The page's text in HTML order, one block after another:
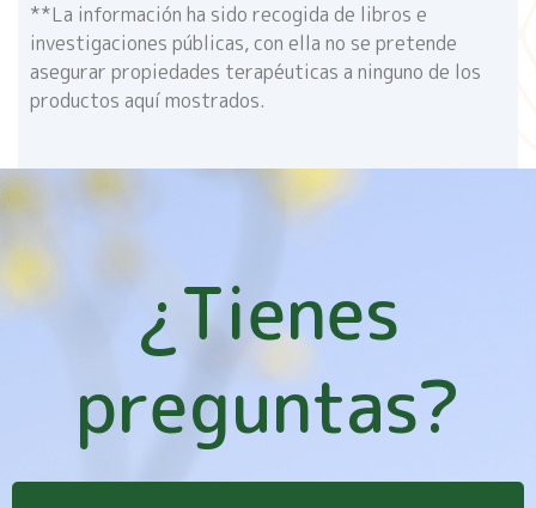
**La información ha sido recogida de libros e
investigaciones públicas, con ella no se pretende
asegurar propiedades terapéuticas a ninguno de los
productos aquí mostrados.
¿Tienes
preguntas?